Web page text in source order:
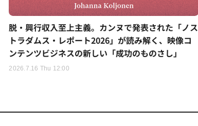
脱・興行収入至上主義。カンヌで発表された「ノス
トラダムス・レポート2026」が読み解く、映像コ
ンテンツビジネスの新しい「成功のものさし」
2026.7.16 Thu 12:00